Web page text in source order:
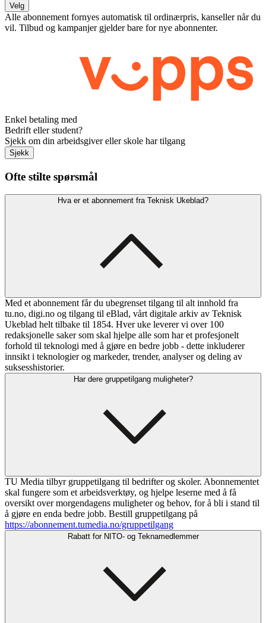
Velg
Alle abonnement fornyes automatisk til ordinærpris, kanseller når du
vil. Tilbud og kampanjer gjelder bare for nye abonnenter.
Enkel betaling med
Bedrift eller student?
Sjekk om din arbeidsgiver eller skole har tilgang
Sjekk
Ofte stilte spørsmål
Hva er et abonnement fra Teknisk Ukeblad?
Med et abonnement får du ubegrenset tilgang til alt innhold fra
tu.no, digi.no og tilgang til eBlad, vårt digitale arkiv av Teknisk
Ukeblad helt tilbake til 1854. Hver uke leverer vi over 100
redaksjonelle saker som skal hjelpe alle som har et profesjonelt
forhold til teknologi med å gjøre en bedre jobb - dette inkluderer
innsikt i teknologier og markeder, trender, analyser og deling av
suksesshistorier.
Har dere gruppetilgang muligheter?
TU Media tilbyr gruppetilgang til bedrifter og skoler. Abonnementet
skal fungere som et arbeidsverktøy, og hjelpe leserne med å få
oversikt over morgendagens muligheter og behov, for å bli i stand til
å gjøre en enda bedre jobb. Bestill gruppetilgang på
https://abonnement.tumedia.no/gruppetilgang
Rabatt for NITO- og Teknamedlemmer